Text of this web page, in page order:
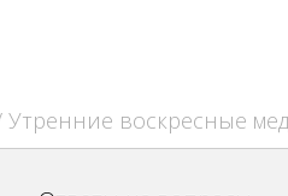
Утренние воскресные